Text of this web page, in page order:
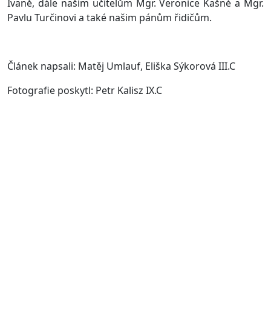
Ivaně, dále našim učitelům Mgr. Veronice Kašné a Mgr.
Pavlu Turčinovi a také našim pánům řidičům.
Článek napsali: Matěj Umlauf, Eliška Sýkorová III.C
Fotografie poskytl: Petr Kalisz IX.C